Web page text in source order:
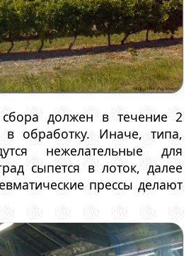
сбора должен в течение 2
в обработку. Иначе, типа,
нежелательные для
сыпется в лоток, далее
прессы делают